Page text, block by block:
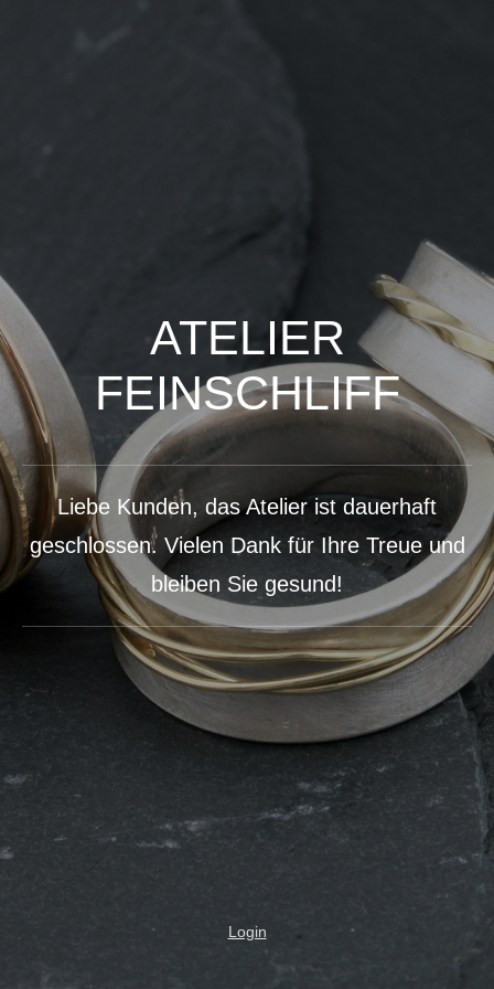
ATELIER
FEINSCHLIFF
Liebe Kunden, das Atelier ist dauerhaft
geschlossen. Vielen Dank für Ihre Treue und
bleiben Sie gesund!
Login